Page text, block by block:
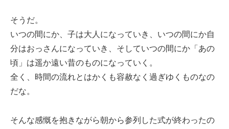
そうだ。
いつの間にか、子は大人になっていき、いつの間にか自
分はおっさんになっていき、そしていつの間にか「あの
頃」は遥か遠い昔のものになっていく。
全く、時間の流れとはかくも容赦なく過ぎゆくものなの
だな。
そんな感慨を抱きながら朝から参列した式が終わったの